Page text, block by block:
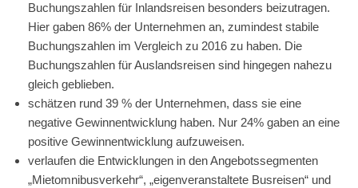
Buchungszahlen für Inlandsreisen besonders beizutragen.
Hier gaben 86% der Unternehmen an, zumindest stabile
Buchungszahlen im Vergleich zu 2016 zu haben. Die
Buchungszahlen für Auslandsreisen sind hingegen nahezu
gleich geblieben.
schätzen rund 39 % der Unternehmen, dass sie eine
negative Gewinnentwicklung haben. Nur 24% gaben an eine
positive Gewinnentwicklung aufzuweisen.
verlaufen die Entwicklungen in den Angebotssegmenten
„Mietomnibusverkehr“, „eigenveranstaltete Busreisen“ und